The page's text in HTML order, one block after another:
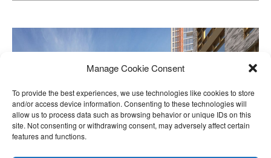
Manage Cookie Consent
To provide the best experiences, we use technologies like cookies to store
and/or access device information. Consenting to these technologies will
allow us to process data such as browsing behavior or unique IDs on this
site. Not consenting or withdrawing consent, may adversely affect certain
features and functions.